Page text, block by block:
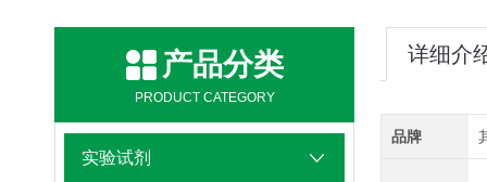
产品分类
PRODUCT CATEGORY
实验试剂
详细介
品牌